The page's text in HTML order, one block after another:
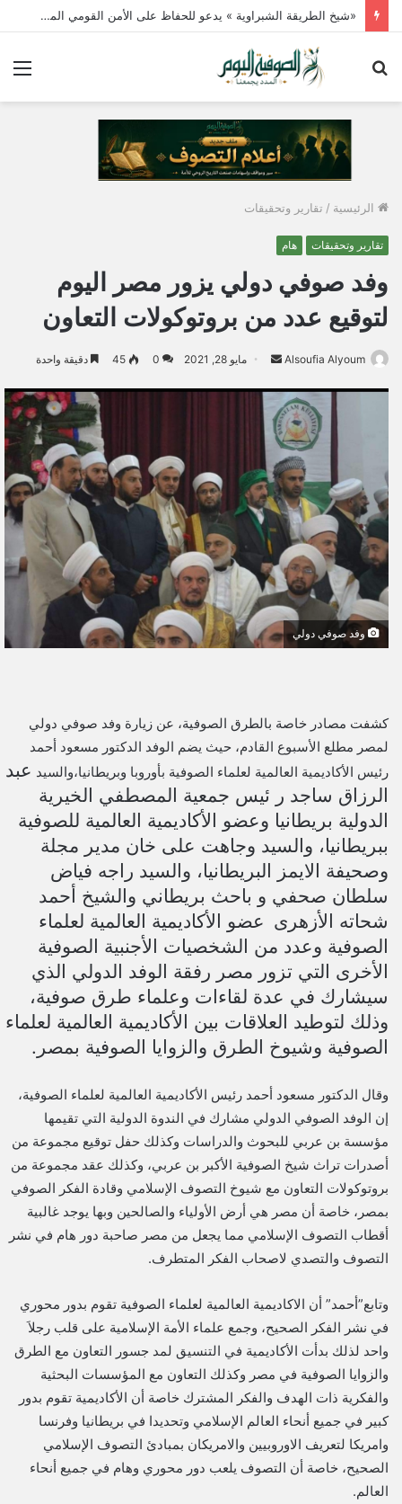
الطريقة الجازولية تدين محاولات استهداف الأمن القومى لمصر وتعلن وقوفها خلف القيادة السياسية
الرئيسية / تقارير وتحقيقات
تقارير وتحقيقات هام
وفد صوفي دولي يزور مصر اليوم
لتوقيع عدد من بروتوكولات التعاون
Alsoufia Alyoum
س
ل
ر
د
ا
إ
ل
ك
ر
ا
مايو 28, 2021 0
45 دقيقة واحدة
وفد صوفي دولي
كشفت مصادر خاصة بالطرق الصوفية، عن زيارة وفد صوفي دولي
لمصر مطلع الأسبوع القادم، حيث يضم الوفد الدكتور مسعود أحمد
رئيس الأكاديمية العالمية لعلماء الصوفية بأوروبا وبريطانيا،والسيد عبد
الرزاق ساجد ر ئيس جمعية المصطفي الخيرية
الدولية بريطانيا وعضو الأكاديمية العالمية للصوفية
ببريطانيا، والسيد وجاهت على خان مدير مجلة
وصحيفة الايمز البريطانيا، والسيد راجه فياض
سلطان صحفي و باحث بريطاني والشيخ أحمد
شحاته الأزهرى عضو الأكاديمية العالمية لعلماء
الصوفية وعدد من الشخصيات الأجنبية الصوفية
الأخرى التي تزور مصر رفقة الوفد الدولي الذي
سيشارك في عدة لقاءات وعلماء طرق صوفية،
وذلك لتوطيد العلاقات بين الأكاديمية العالمية لعلماء
الصوفية وشيوخ الطرق والزوايا الصوفية بمصر.
وقال الدكتور مسعود أحمد رئيس الأكاديمية العالمية لعلماء الصوفية،
إن الوفد الصوفي الدولي مشارك في الندوة الدولية التي تقيمها
مؤسسة بن عربي للبحوث والدراسات وكذلك حفل توقيع مجموعة من
أصدرات تراث شيخ الصوفية الأكبر بن عربي، وكذلك عقد مجموعة من
بروتوكولات التعاون مع شيوخ التصوف الإسلامي وقادة الفكر الصوفي
بمصر، خاصة أن مصر هي أرض الأولياء والصالحين وبها يوجد غالبية
أقطاب التصوف الإسلامي مما يجعل من مصر صاحبة دور هام في نشر
التصوف والتصدي لاصحاب الفكر المتطرف.
وتابع”أحمد” أن الاكاديمية العالمية لعلماء الصوفية تقوم بدور محوري
في نشر الفكر الصحيح، وجمع علماء الأمة الإسلامية على قلب رجلاَ
واحد لذلك بدأت الأكاديمية في التنسيق لمد جسور التعاون مع الطرق
والزوايا الصوفية في مصر وكذلك التعاون مع المؤسسات البحثية
والفكرية ذات الهدف والفكر المشترك خاصة أن الأكاديمية تقوم بدور
كبير في جميع أنحاء العالم الإسلامي وتحديدا في بريطانيا وفرنسا
وامريكا لتعريف الاوروبيين والامريكان بمبادئ التصوف الإسلامي
الصحيح، خاصة أن التصوف يلعب دور محوري وهام في جميع أنحاء
العالم.